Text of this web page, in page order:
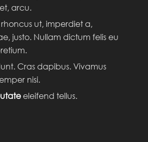
arcu.
ut, imperdiet a,
justo. Nullam dictum felis eu
Cras dapibus. Vivamus
nisi.
eleifend tellus.